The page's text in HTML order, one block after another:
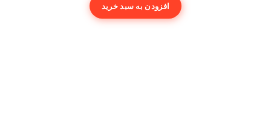
افزودن به سبد خرید